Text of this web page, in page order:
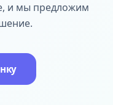
и мы предложим